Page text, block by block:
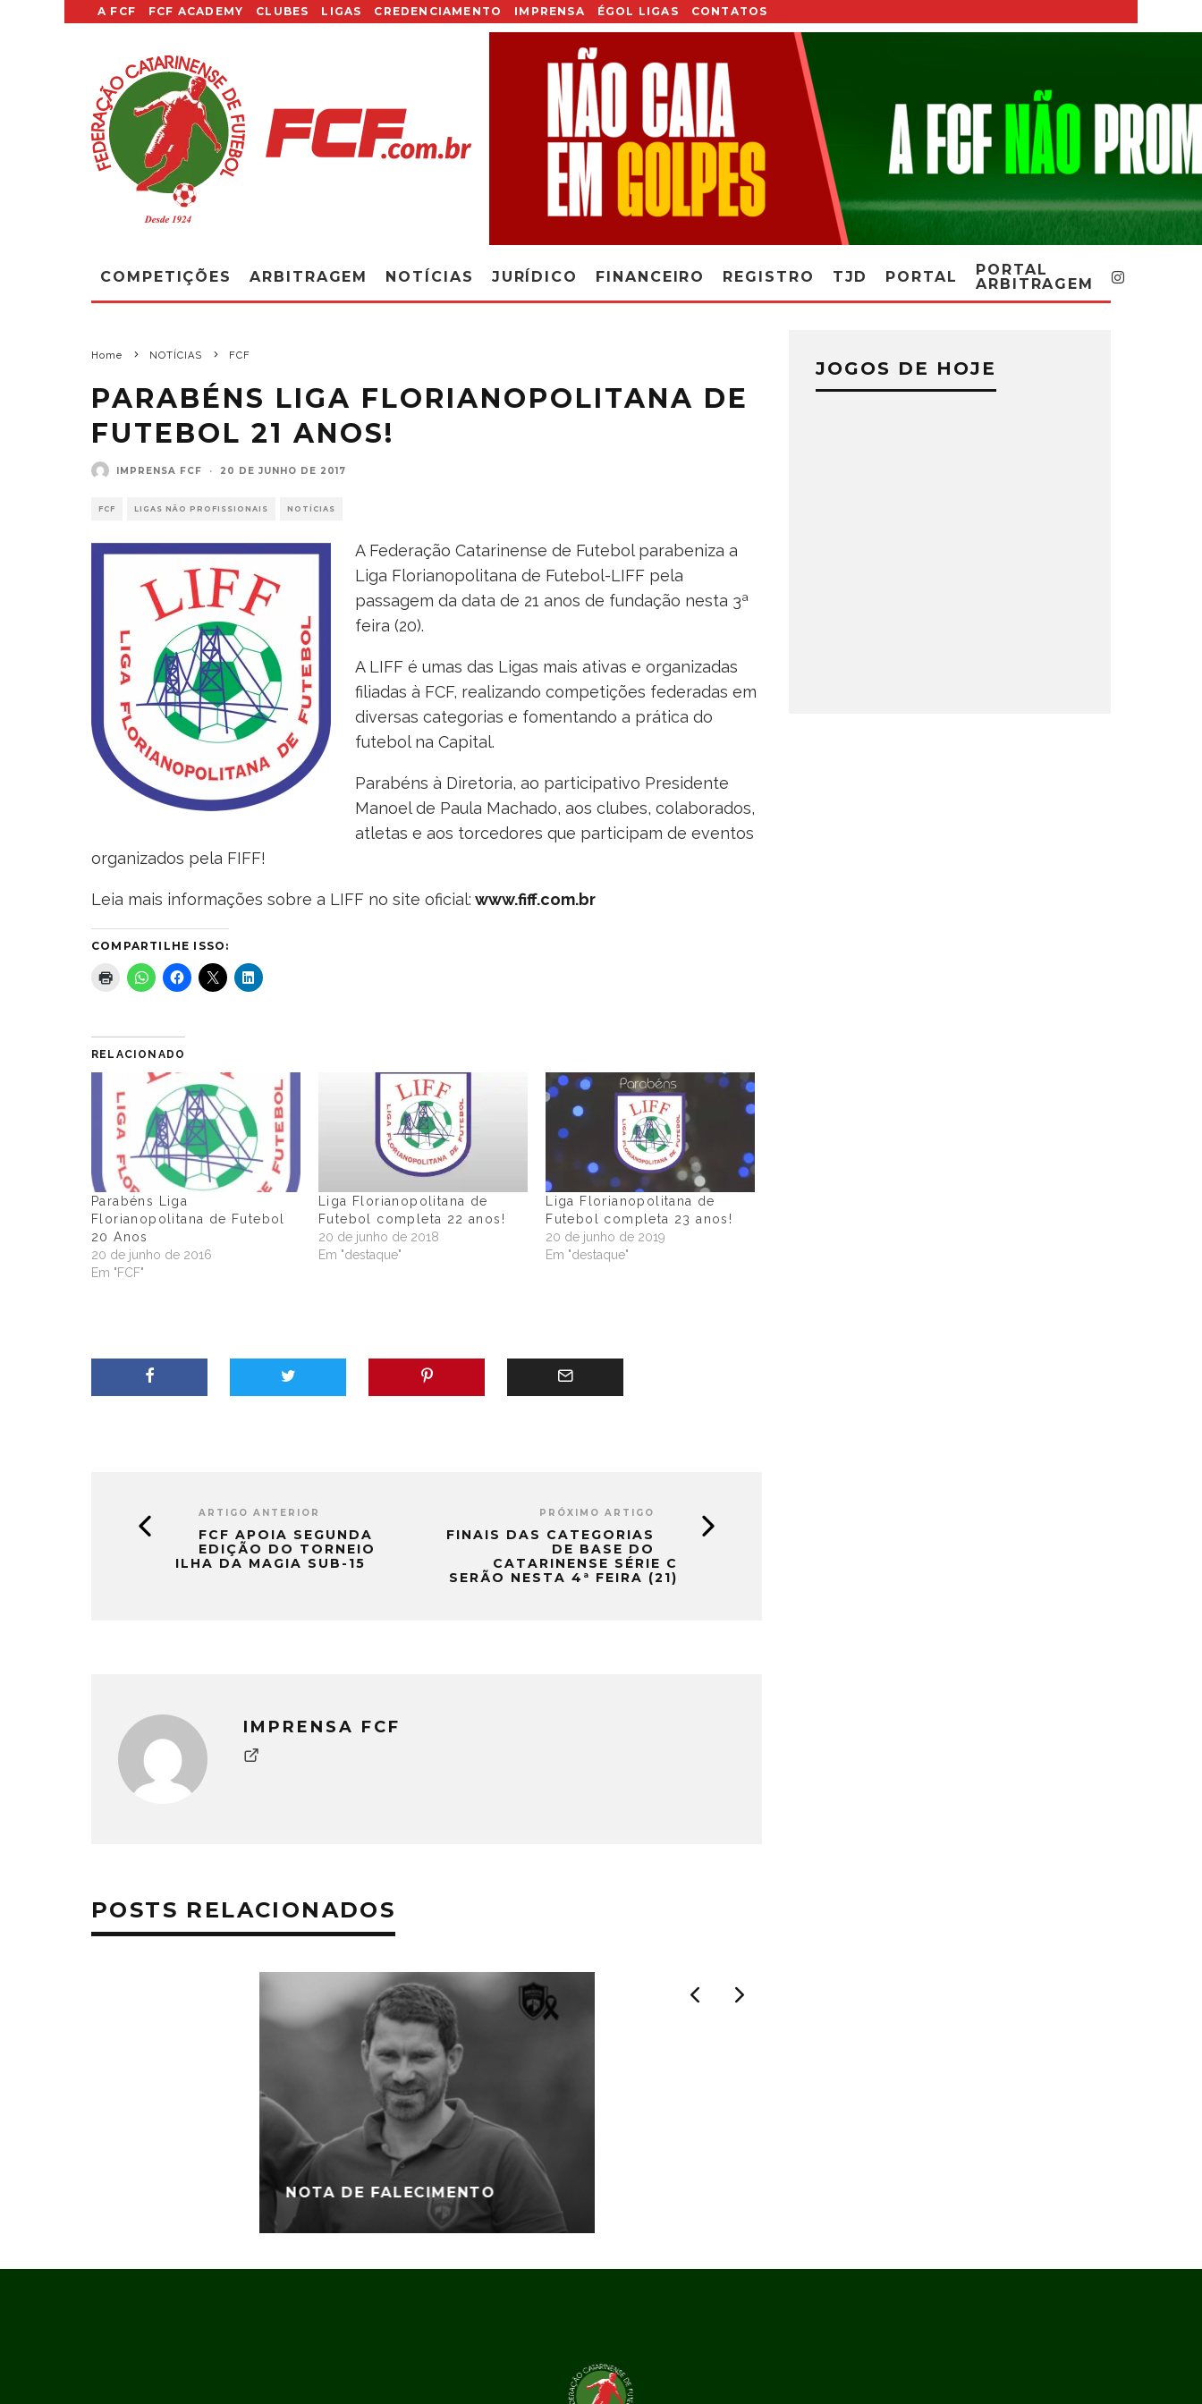
A FCF FCF ACADEMY CLUBES LIGAS CREDENCIAMENTO IMPRENSA ÉGOL LIGAS CONTATOS
COMPETIÇÕES ARBITRAGEM NOTÍCIAS JURÍDICO FINANCEIRO REGISTRO TJD PORTAL
PORTAL
ARBITRAGEM
Home NOTÍCIAS FCF
PARABÉNS LIGA FLORIANOPOLITANA DE
FUTEBOL 21 ANOS!
IMPRENSA FCF · 20 DE JUNHO DE 2017
FCF LIGAS NÃO PROFISSIONAIS NOTÍCIAS
A Federação Catarinense de Futebol parabeniza a
Liga Florianopolitana de Futebol-LIFF pela
passagem da data de 21 anos de fundação nesta 3ª
feira (20).
A LIFF é umas das Ligas mais ativas e organizadas
filiadas à FCF, realizando competições federadas em
diversas categorias e fomentando a prática do
futebol na Capital.
Parabéns à Diretoria, ao participativo Presidente
Manoel de Paula Machado, aos clubes, colaborados,
atletas e aos torcedores que participam de eventos
organizados pela FIFF!
Leia mais informações sobre a LIFF no site oficial: www.fiff.com.br
COMPARTILHE ISSO:
RELACIONADO
Parabéns Liga
Florianopolitana de Futebol
20 Anos
20 de junho de 2016
Em "FCF"
Liga Florianopolitana de
Futebol completa 22 anos!
20 de junho de 2018
Em "destaque"
Liga Florianopolitana de
Futebol completa 23 anos!
20 de junho de 2019
Em "destaque"
ARTIGO ANTERIOR
FCF APOIA SEGUNDA
EDIÇÃO DO TORNEIO
ILHA DA MAGIA SUB-15
PRÓXIMO ARTIGO
FINAIS DAS CATEGORIAS
DE BASE DO
CATARINENSE SÉRIE C
SERÃO NESTA 4ª FEIRA (21)
IMPRENSA FCF
POSTS RELACIONADOS
NOTA DE FALECIMENTO
JOGOS DE HOJE